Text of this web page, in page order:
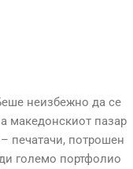
неизбежно да се
македонскиот пазар
печатачи, потрошен
големо портфолио